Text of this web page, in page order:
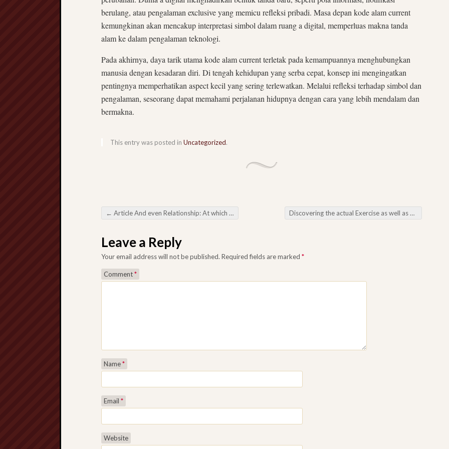
berulang, atau pengalaman exclusive yang memicu refleksi pribadi. Masa depan kode alam current
kemungkinan akan mencakup interpretasi simbol dalam ruang a digital, memperluas makna tanda
alam ke dalam pengalaman teknologi.
Pada akhirnya, daya tarik utama kode alam current terletak pada kemampuannya menghubungkan
manusia dengan kesadaran diri. Di tengah kehidupan yang serba cepat, konsep ini mengingatkan
pentingnya memperhatikan aspect kecil yang sering terlewatkan. Melalui refleksi terhadap simbol dan
pengalaman, seseorang dapat memahami perjalanan hidupnya dengan cara yang lebih mendalam dan
bermakna.
This entry was posted in Uncategorized.
Post navigation
← Article And even Relationship: At which Ideas Stir up that Person’s Mood Discovering the actual Exercise as well as Strength associated with Reserving Voodoo Mean On the internet
Leave a Reply
Your email address will not be published. Required fields are marked *
Comment*
Name*
Email *
Website